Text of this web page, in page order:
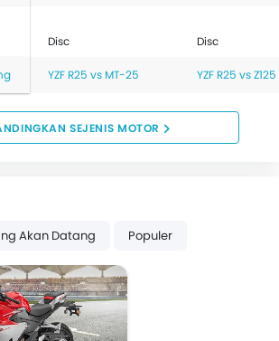
Disc Disc
YZF R25 vs MT-25 YZF R25 vs Z125
SEJENIS MOTOR
Akan Datang Populer